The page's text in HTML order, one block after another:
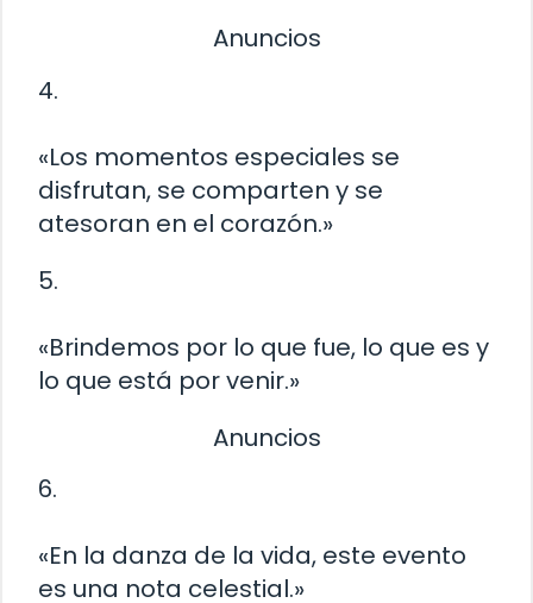
Anuncios
4.
«Los momentos especiales se
disfrutan, se comparten y se
atesoran en el corazón.»
5.
«Brindemos por lo que fue, lo que es y
lo que está por venir.»
Anuncios
6.
«En la danza de la vida, este evento
es una nota celestial.»